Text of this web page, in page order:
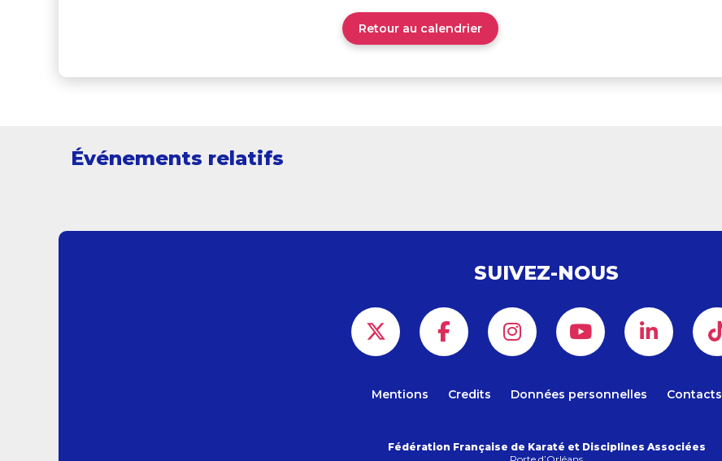
Retour au calendrier
Événements relatifs
SUIVEZ-NOUS
Mentions Credits Données personnelles Contacts
Fédération Française de Karaté et Disciplines Associées